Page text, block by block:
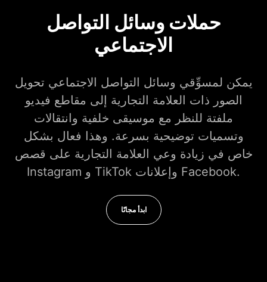
حملات وسائل التواصل
الاجتماعي
يمكن لمسوِّقي وسائل التواصل الاجتماعي تحويل
الصور ذات العلامة التجارية إلى مقاطع فيديو
ملفتة للنظر مع موسيقى خلفية وانتقالات
وتسميات توضيحية بسرعة. وهذا فعال بشكل
خاص في زيادة وعي العلامة التجارية على قصص
Instagram و TikTok وإعلانات Facebook.
ابدأ مجانًا